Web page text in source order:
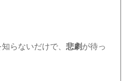
らないだけで、悲劇 が待っ